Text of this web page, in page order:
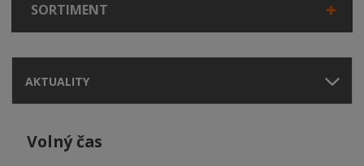
SORTIMENT
AKTUALITY
Volný čas